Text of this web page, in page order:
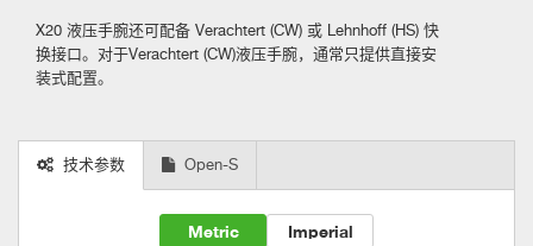
X20 液压手腕还可配备 Verachtert (CW) 或 Lehnhoff (HS) 快
换接口。对于Verachtert (CW)液压手腕，通常只提供直接安
装式配置。
技术参数 Open-S
Metric Imperial